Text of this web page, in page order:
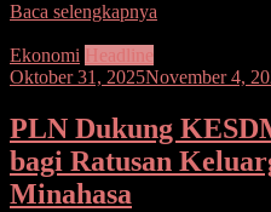
Baca selengkapnya
Ekonomi Headline
Oktober 31, 2025November 4,
PLN Dukung
bagi Ratusan
Minahasa